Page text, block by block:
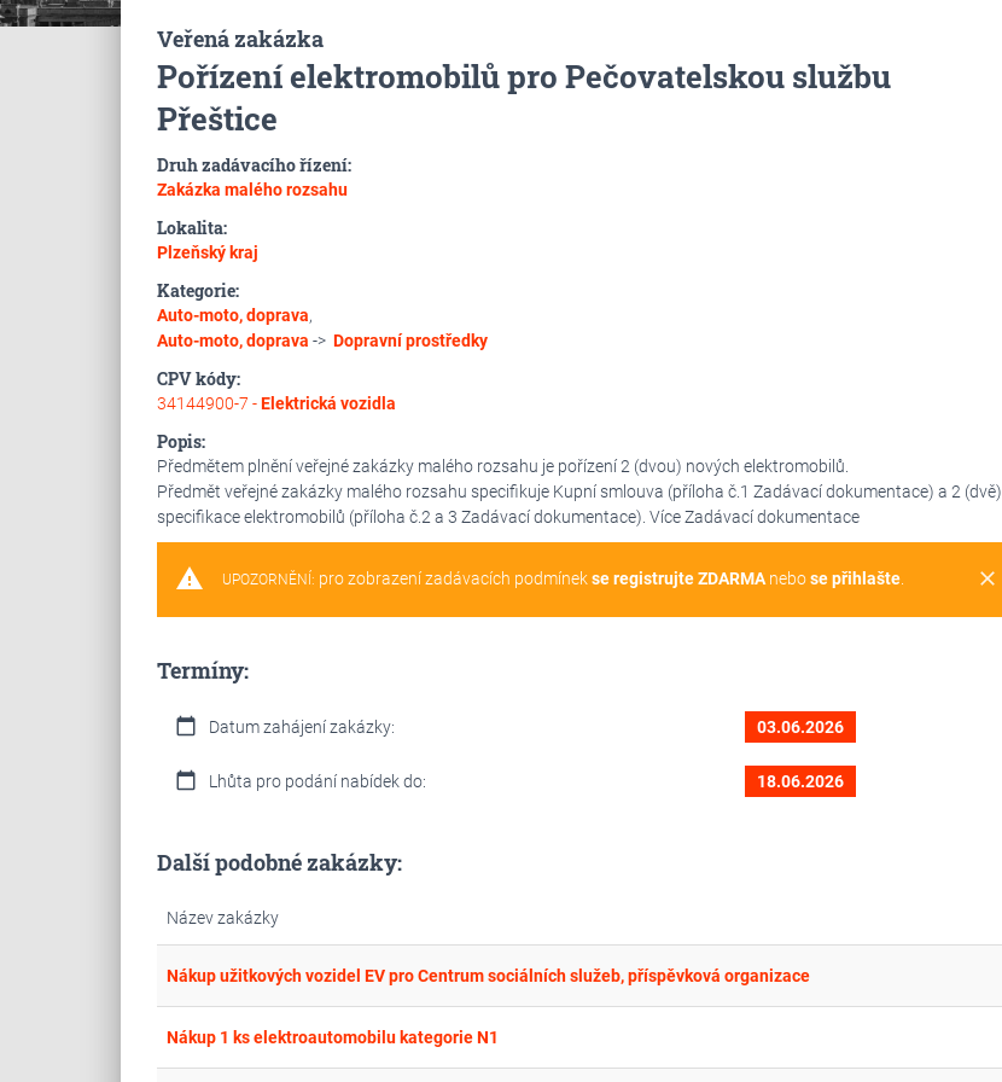
Veřená zakázka
Pořízení elektromobilů pro Pečovatelskou službu
Přeštice
Druh zadávacího řízení:
Zakázka malého rozsahu
Lokalita:
Plzeňský kraj
Kategorie:
Auto-moto, doprava,
Auto-moto, doprava -> Dopravní prostředky
CPV kódy:
34144900-7 -Elektrická vozidla
Popis:
Předmětem plnění veřejné zakázky malého rozsahu je pořízení 2 (dvou) nových elektromobilů.
Předmět veřejné zakázky malého rozsahu specifikuje Kupní smlouva (příloha č.1 Zadávací dokumentace) a 2 (dvě)
specifikace elektromobilů (příloha č.2 a 3 Zadávací dokumentace). Více Zadávací dokumentace
warning clear
UPOZORNĚNÍ: pro zobrazení zadávacích podmínekse registrujte ZDARMAnebose přihlašte.
Termíny:
calendar_today Datum zahájení zakázky: 03.06.2026
calendar_today Lhůta pro podání nabídek do: 18.06.2026
Další podobné zakázky:
Název zakázky
Nákup užitkových vozidel EV pro Centrum sociálních služeb, příspěvková organizace
Nákup 1 ks elektroautomobilu kategorie N1